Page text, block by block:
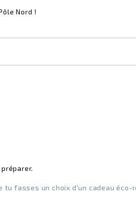
Nord !
tu fasses un choix d'un cadeau éco-